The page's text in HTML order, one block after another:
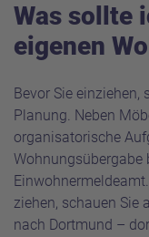
Was sollte
eigenen
Bevor Sie
Planung. Neben
organisatorische
Wohnungsübergabe
ziehen, schauen Sie
nach Dortmund –